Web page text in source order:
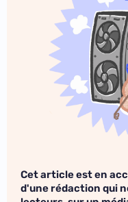
Cet article est en
d'une rédaction qui